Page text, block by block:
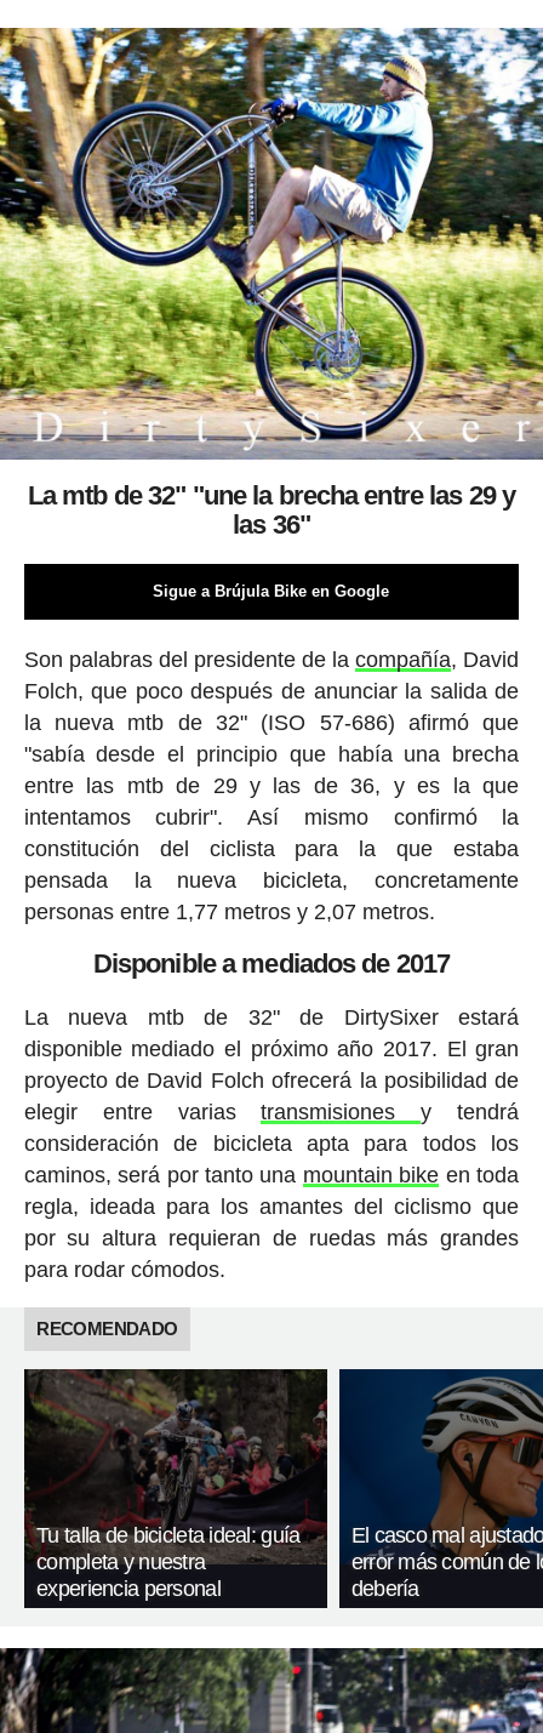
La mtb de 32" "une la brecha entre las 29 y
las 36"
Sigue a Brújula Bike en Google
Son palabras del presidente de lacompañía, David
Folch, que poco después de anunciar la salida de
la nueva mtb de 32" (ISO 57-686) afirmó que
"sabía desde el principio que había una brecha
entre las mtb de 29 y las de 36, y es la que
intentamos cubrir". Así mismo confirmó la
constitución del ciclista para la que estaba
pensada la nueva bicicleta, concretamente
personas entre 1,77 metros y 2,07 metros.
Disponible a mediados de 2017
La nueva mtb de 32" de DirtySixer estará
disponible mediado el próximo año 2017. El gran
proyecto de David Folch ofrecerá la posibilidad de
elegir entre variastransmisionesy tendrá
consideración de bicicleta apta para todos los
caminos, será por tanto una mountain bike en toda
regla, ideada para los amantes del ciclismo que
por su altura requieran de ruedas más grandes
para rodar cómodos.
RECOMENDADO
Tu talla de bicicleta ideal: guía
completa y nuestra
experiencia personal
El casco mal
error más común de
debería